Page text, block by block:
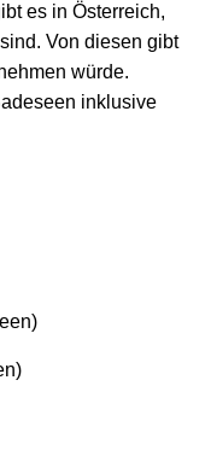
es in Österreich,
Von diesen gibt
würde.
inklusive